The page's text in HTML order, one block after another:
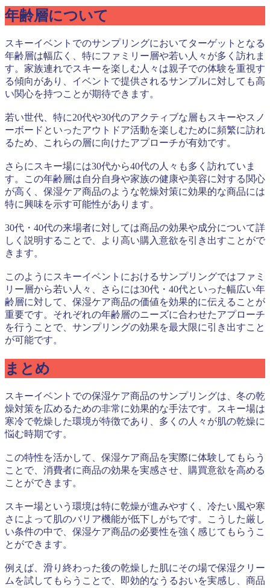
年齢層について
スキーイベントでのサンプリングにおいてターゲットとなる
年齢層は幅広く、特にファミリー層や若い人々が多く訪れま
す。家族連れでスキーを楽しむ人々は親子での体験を重視す
る傾向があり、イベントで提供されるサンプルに対しても高
い関心を持つことが期待できます。
若い世代、特に20代や30代のアクティブな層もスキーやスノ
ーボードといったアウトドア活動を楽しむために頻繁に訪れ
るため、これらの層に向けたアプローチが有効です。
さらにスキー場には30代から40代の人々も多く訪れていま
す。この年齢層は自分自身や家族の健康や美容に対する関心
が高く、保湿ケア商品のような乾燥対策に効果的な商品には
特に興味を示す可能性があります。
30代・40代の来場者に対しては商品の効果や成分について詳
しく説明することで、より高い購入意欲を引き出すことがで
きます。
このようにスキーイベントにおけるサンプリングではファミ
リー層から若い人々、さらには30代・40代といった幅広い年
齢層に対して、保湿ケア商品の価値を効果的に伝えることが
重要です。それぞれの年齢層のニーズに合わせたアプローチ
を行うことで、サンプリングの効果を最大限に引き出すこと
が可能です。
まとめ
スキーイベントでの保湿ケア商品のサンプリングは、冬の乾
燥対策を広めるための非常に効果的な手法です。スキー場は
寒冷で乾燥した環境が特徴であり、多くの人々が肌の乾燥に
悩む時期です。
この特性を活かして、保湿ケア商品を実際に体験してもらう
ことで、消費者に商品の効果を実感させ、購買意欲を高める
ことができます。
スキー場という環境は特に乾燥が進みやすく、冷たい風や寒
さによって肌のバリア機能が低下しがちです。こうした厳し
い条件の中で、保湿ケア商品の必要性を強く感じてもらうこ
とができます。
例えば、滑り終わった後の乾燥した肌にその場で保湿クリー
ムを試してもらうことで、即効的なうるおいを実感し、商品